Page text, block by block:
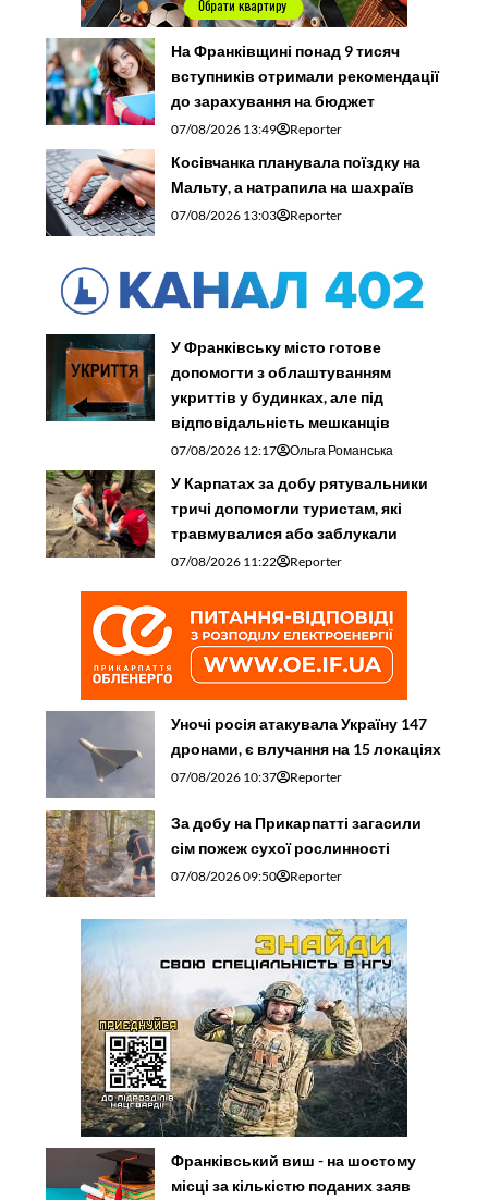
На Франківщині понад 9 тисяч
вступників отримали рекомендації
до зарахування на бюджет
07/08/2026 13:49 Reporter
Косівчанка планувала поїздку на
Мальту, а натрапила на шахраїв
07/08/2026 13:03 Reporter
У Франківську місто готове
допомогти з облаштуванням
укриттів у будинках, але під
відповідальність мешканців
07/08/2026 12:17 Ольга Романська
У Карпатах за добу рятувальники
тричі допомогли туристам, які
травмувалися або заблукали
07/08/2026 11:22 Reporter
Уночі росія атакувала Україну 147
дронами, є влучання на 15 локаціях
07/08/2026 10:37 Reporter
За добу на Прикарпатті загасили
сім пожеж сухої рослинності
07/08/2026 09:50 Reporter
Франківський виш - на шостому
місці за кількістю поданих заяв